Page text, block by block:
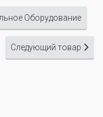
Оборудование
Следующий товар